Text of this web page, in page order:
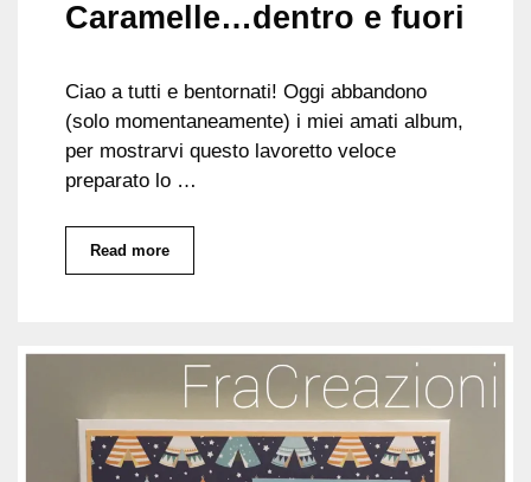
Caramelle…dentro e fuori
Ciao a tutti e bentornati! Oggi abbandono
(solo momentaneamente) i miei amati album,
per mostrarvi questo lavoretto veloce
preparato lo …
Read more